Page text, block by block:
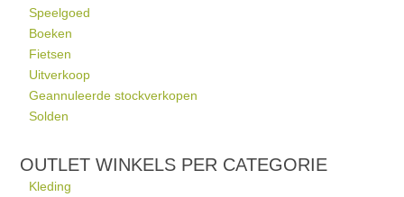
Speelgoed
Boeken
Fietsen
Uitverkoop
Geannuleerde stockverkopen
Solden
OUTLET WINKELS PER CATEGORIE
Kleding